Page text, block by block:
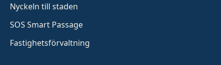
Nyckeln till staden
SOS Smart Passage
Fastighetsförvaltning